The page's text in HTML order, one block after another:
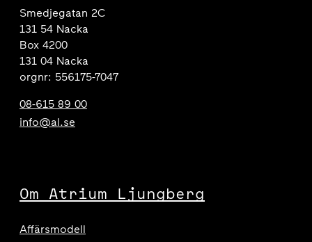
Smedjegatan 2C
131 54 Nacka
Box 4200
131 04 Nacka
orgnr: 556175-7047
08-615 89 00
info@al.se
Om Atrium Ljungberg
Affärsmodell